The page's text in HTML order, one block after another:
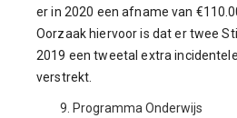
er in 2020 een afname van
Oorzaak hiervoor is dat er twee
2019 een tweetal extra
verstrekt.
Programma Onderwijs